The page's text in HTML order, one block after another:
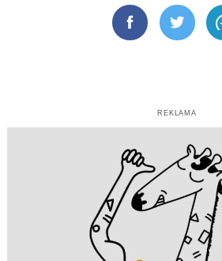
FacebookTwitter
REKLAMA